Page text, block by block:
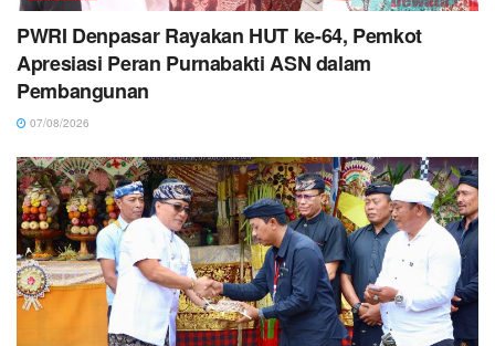
PWRI Denpasar Rayakan HUT ke-64, Pemkot
Apresiasi Peran Purnabakti ASN dalam
Pembangunan
07/08/2026